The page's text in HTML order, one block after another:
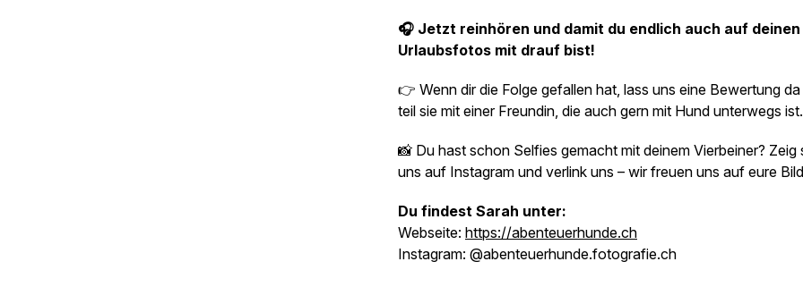
🎧 Jetzt reinhören und damit du endlich auch auf deinen
Urlaubsfotos mit drauf bist!
👉 Wenn dir die Folge gefallen hat, lass uns eine Bewertung
teil sie mit einer Freundin, die auch gern mit Hund unterwegs ist.
📸 Du hast schon Selfies gemacht mit deinem Vierbeiner? Zeig
uns auf Instagram und verlink uns – wir freuen uns auf eure
Du findest Sarah unter:
Webseite: https://abenteuerhunde.ch
Instagram: @abenteuerhunde.fotografie.ch